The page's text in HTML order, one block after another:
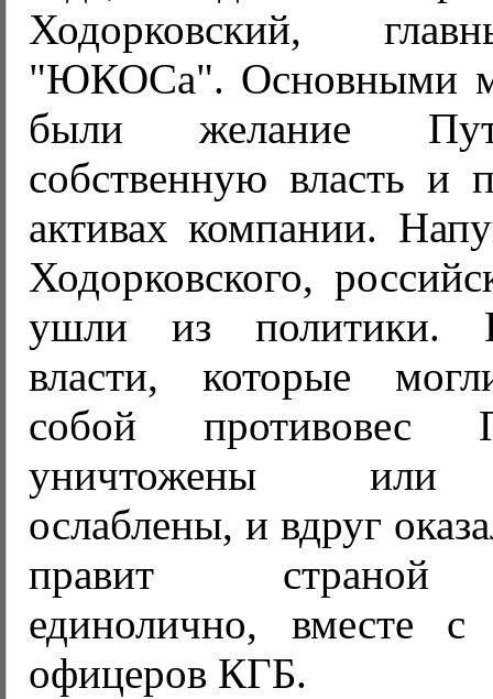
Ходорковский,
"ЮКОСа". Основными
были желание
собственную власть и
активах компании.
Ходорковского,
ушли из политики.
власти, которые
собой противовес
уничтожены или
ослаблены, и вдруг
правит страной
единолично, вместе с
офицеров КГБ.